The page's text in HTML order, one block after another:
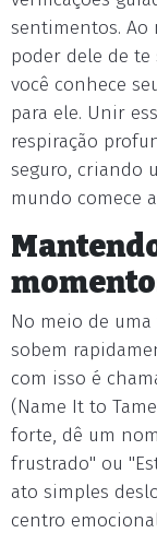
sentimentos. Ao
poder dele de te
você conhece
para ele. Unir
respiração
seguro, criando
mundo comece
No meio de
sobem
com isso é
(Name It to
forte, dê um
frustrado" ou
ato simples
centro